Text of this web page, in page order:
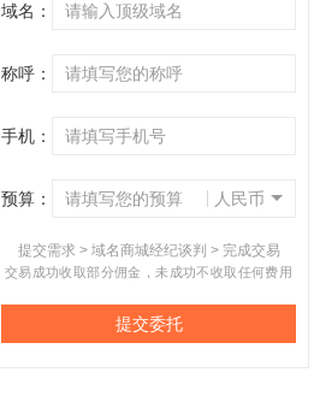
域名：
称呼：
手机：
预算： 人民币
提交需求 > 域名商城经纪谈判 > 完成交易
交易成功收取部分佣金，未成功不收取任何费用
提交委托